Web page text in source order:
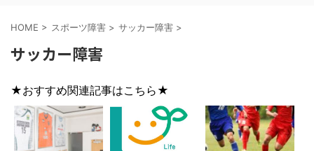
HOME > スポーツ障害 > サッカー障害 >
サッカー障害
★おすすめ関連記事はこちら★